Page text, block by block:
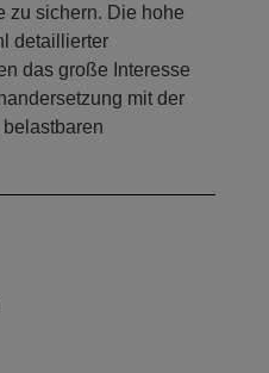
zu sichern. Die hohe
detaillierter
das große Interesse
mit der